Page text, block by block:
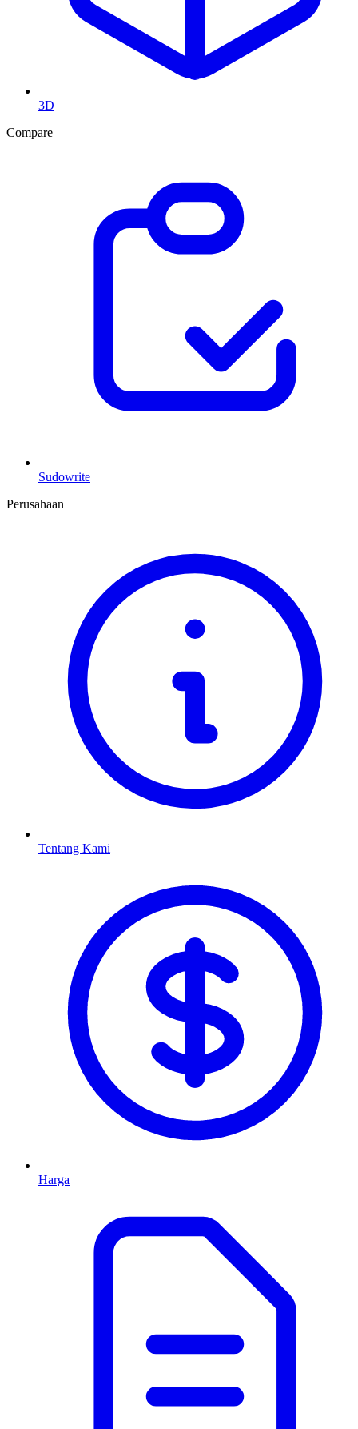
3D
Compare
Sudowrite
Perusahaan
Tentang Kami
Harga